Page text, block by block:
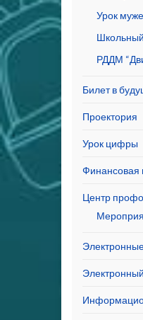
Урок
РДДМ
Билет в
Проектория
Урок цифры
Финансовая
Центр